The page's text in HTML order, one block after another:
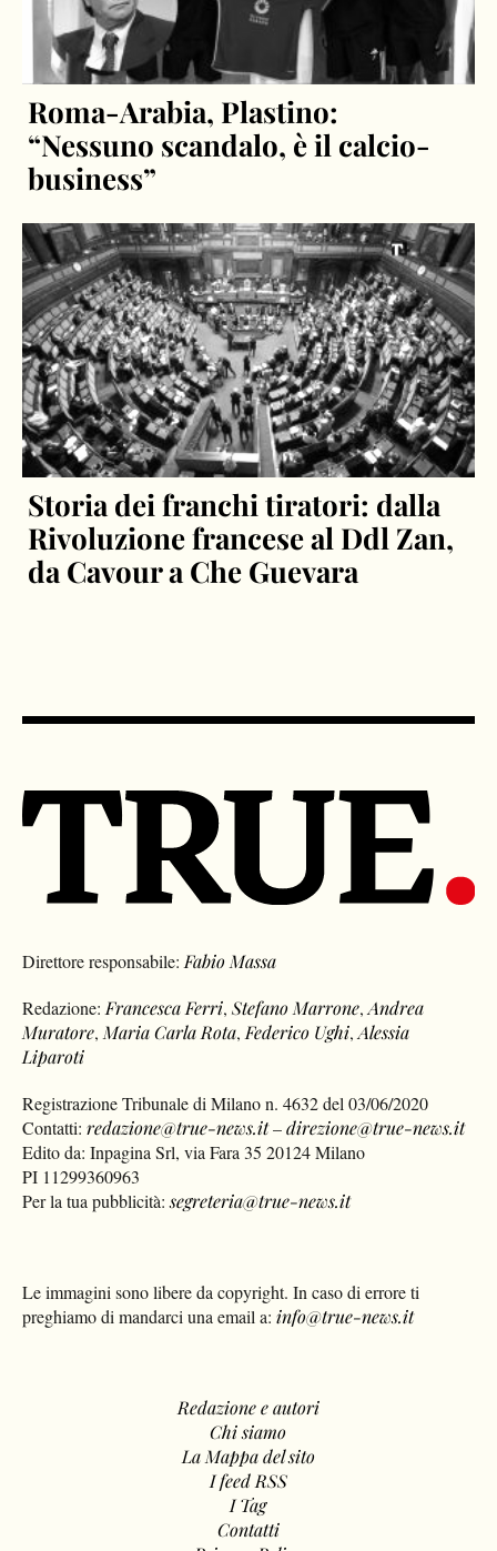
Roma-Arabia, Plastino:
“Nessuno scandalo, è il calcio-
business”
Storia dei franchi tiratori: dalla
Rivoluzione francese al Ddl Zan,
da Cavour a Che Guevara
Direttore responsabile: Fabio Massa
Redazione: Francesca Ferri,Stefano Marrone,Andrea
Muratore, Maria Carla Rota, Federico Ughi,Alessia
Liparoti
Registrazione Tribunale di Milano n. 4632 del 03/06/2020
Contatti:redazione@true-news.it–direzione@true-news.it
Edito da: Inpagina Srl, via Fara 35 20124 Milano
PI 11299360963
Per la tua pubblicità:segreteria@true-news.it
Le immagini sono libere da copyright. In caso di errore ti
preghiamo di mandarci una email a: info@true-news.it
Redazione e autori
Chi siamo
La Mappa del sito
I feed RSS
I Tag
Contatti